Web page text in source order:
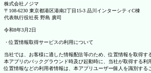
株式会社ノジマ
〒108-6230 東京都港区港南2丁目15-3 品川インターシティC棟
代表執行役社長 野島 廣司
令和8年3月2日
・位置情報取得サービスの利用について
当社では、お客様に適した情報配信等のため、位置情報を取得す
本アプリのバックグラウンド時及び起動時に、当社が取得する
位置情報などの利用者情報は、本アプリユーザー個人を識別す